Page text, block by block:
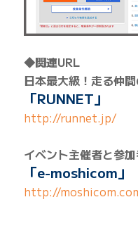
◆関連URL
日本最大級！走る仲
「RUNNET」
http://runnet.jp/
イベント主催者と参
「e-moshicom」
http://